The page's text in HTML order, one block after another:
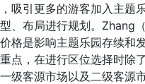
吸引更多的游客加入主题
、布局进行规划。Zhang
格是影响主题乐园存续和
点，在进行区位选择时除
级客源市场以及二级客源市